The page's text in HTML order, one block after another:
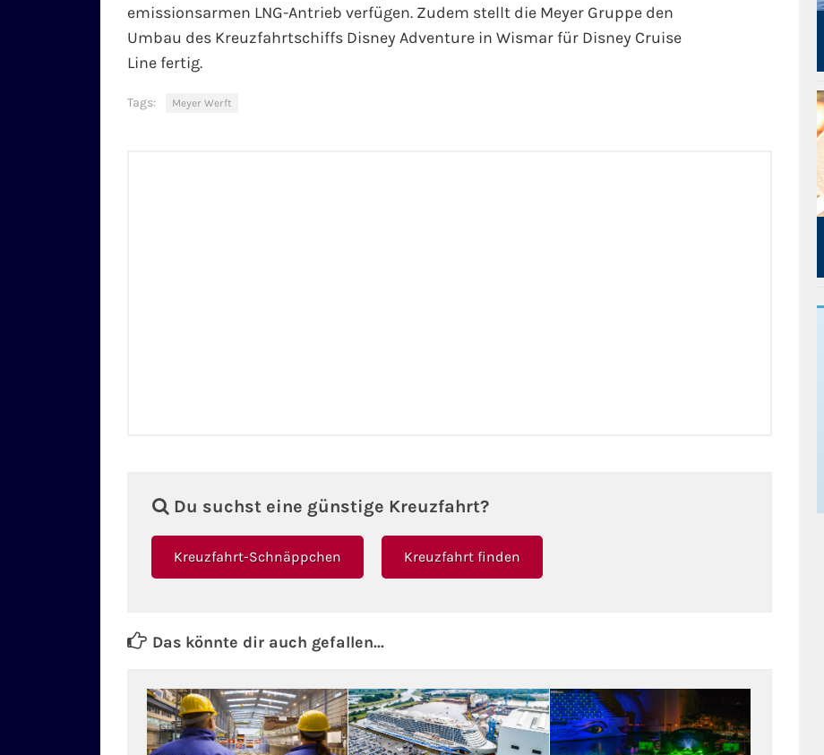
emissionsarmen LNG-Antrieb verfügen. Zudem stellt die Meyer Gruppe den
Umbau des Kreuzfahrtschiffs Disney Adventure in Wismar für Disney Cruise
Line fertig.
Tags: Meyer Werft
Du suchst eine günstige Kreuzfahrt?
Kreuzfahrt-Schnäppchen Kreuzfahrt finden
Das könnte dir auch gefallen...